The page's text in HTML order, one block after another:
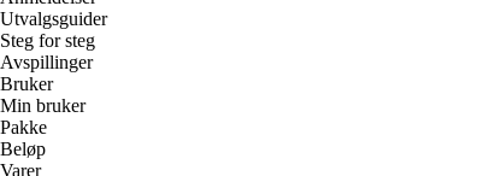
Utvalgsguider
Steg for steg
Avspillinger
Bruker
Min bruker
Pakke
Beløp
Varer